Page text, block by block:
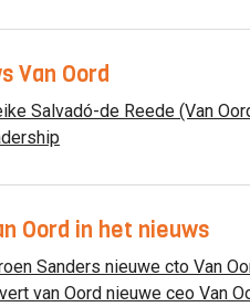
Van Oord
Salvadó-de Reede (Van
Oord in het nieuws
Sanders nieuwe cto Van
van Oord nieuwe ceo Van